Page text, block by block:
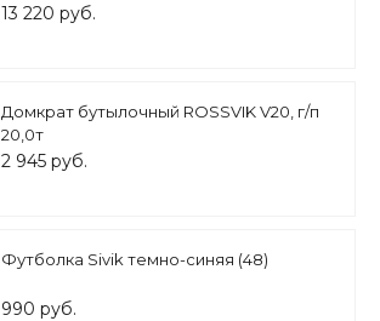
13 220 руб.
Домкрат бутылочный ROSSVIK V20, г/п
20,0т
2 945 руб.
Футболка Sivik темно-cиняя (48)
990 руб.